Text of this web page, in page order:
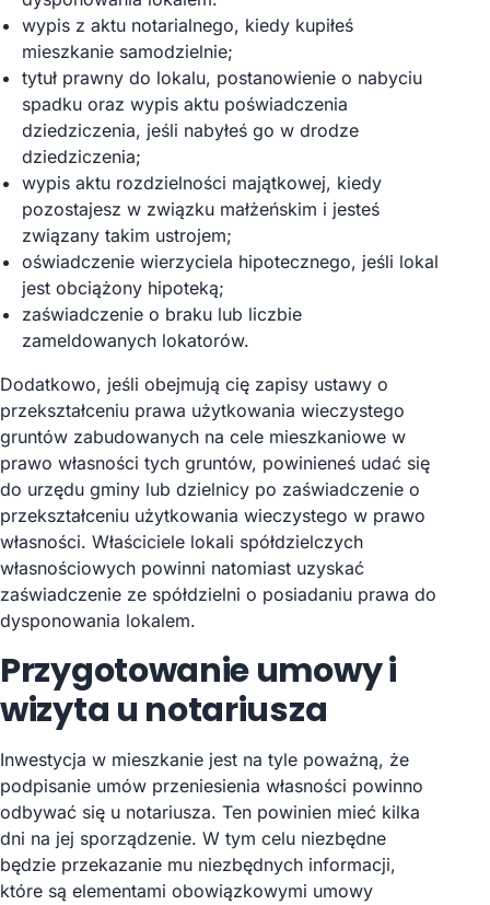
wypis z aktu notarialnego, kiedy kupiłeś
mieszkanie samodzielnie;
tytuł prawny do lokalu, postanowienie o nabyciu
spadku oraz wypis aktu poświadczenia
dziedziczenia, jeśli nabyłeś go w drodze
dziedziczenia;
wypis aktu rozdzielności majątkowej, kiedy
pozostajesz w związku małżeńskim i jesteś
związany takim ustrojem;
oświadczenie wierzyciela hipotecznego, jeśli lokal
jest obciążony hipoteką;
zaświadczenie o braku lub liczbie
zameldowanych lokatorów.
Dodatkowo, jeśli obejmują cię zapisy ustawy o
przekształceniu prawa użytkowania wieczystego
gruntów zabudowanych na cele mieszkaniowe w
prawo własności tych gruntów, powinieneś udać się
do urzędu gminy lub dzielnicy po zaświadczenie o
przekształceniu użytkowania wieczystego w prawo
własności. Właściciele lokali spółdzielczych
własnościowych powinni natomiast uzyskać
zaświadczenie ze spółdzielni o posiadaniu prawa do
dysponowania lokalem.
Przygotowanie umowy i
wizyta u notariusza
Inwestycja w mieszkanie jest na tyle poważną, że
podpisanie umów przeniesienia własności powinno
odbywać się u notariusza. Ten powinien mieć kilka
dni na jej sporządzenie. W tym celu niezbędne
będzie przekazanie mu niezbędnych informacji,
które są elementami obowiązkowymi umowy